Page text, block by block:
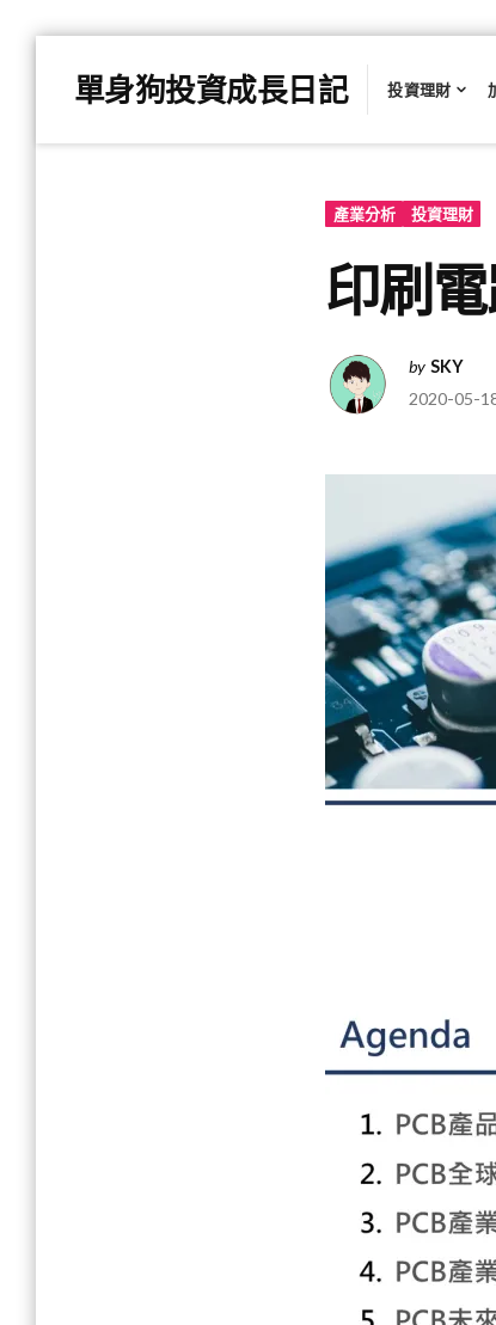
單身狗投資成長日記 投資理財
產業分析 投資理財
印刷
by SKY
2020-05-